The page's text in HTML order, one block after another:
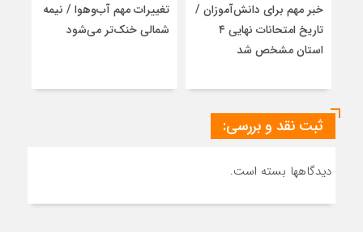
بخش
خصوصی
به
خبر مهم برای دانش‌آموزان /
تاریخ امتحانات نهایی ۴
استان مشخص شد
تغییرات مهم آب‌وهوا / نیمه
شمالی خنک‌تر می‌شود
ثبت نقد و بررسی:
دیدگاهها بسته است.